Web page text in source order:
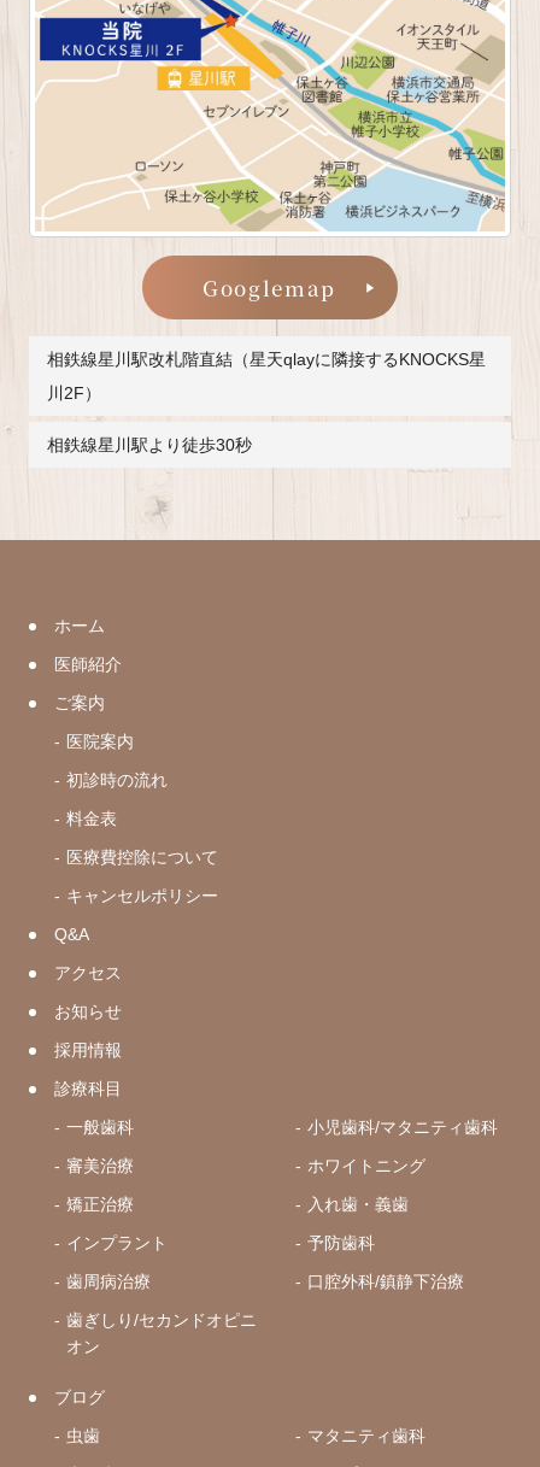
Googlemap
相鉄線星川駅改札階直結（星天qlayに隣接するKNOCKS星
川2F）
相鉄線星川駅より徒歩30秒
ホーム
医師紹介
ご案内
医院案内
初診時の流れ
料金表
医療費控除について
キャンセルポリシー
Q&A
アクセス
お知らせ
採用情報
診療科目
一般歯科
小児歯科/マタニティ歯科
審美治療
ホワイトニング
矯正治療
入れ歯・義歯
インプラント
予防歯科
歯周病治療
口腔外科/鎮静下治療
歯ぎしり/セカンドオピニ
オン
ブログ
虫歯
マタニティ歯科